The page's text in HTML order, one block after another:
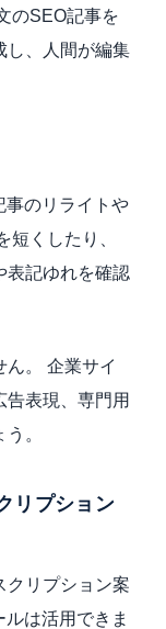
のSEO記事を
し、人間が編集
事のリライトや
短くしたり、
表記ゆれを確認
。 企業サイ
告表現、専門用
。
リプション
クリプション案
は活用できま